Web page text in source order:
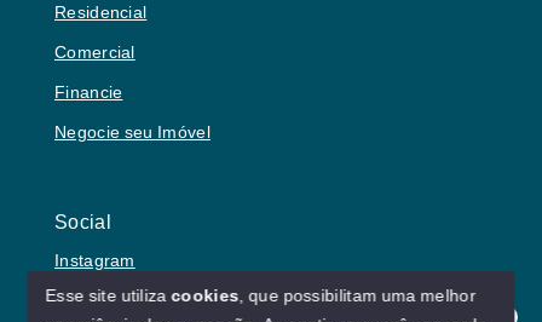
Residencial
Comercial
Financie
Negocie seu Imóvel
Social
Instagram
Esse site utilizacookies , que possibilitam uma melhor